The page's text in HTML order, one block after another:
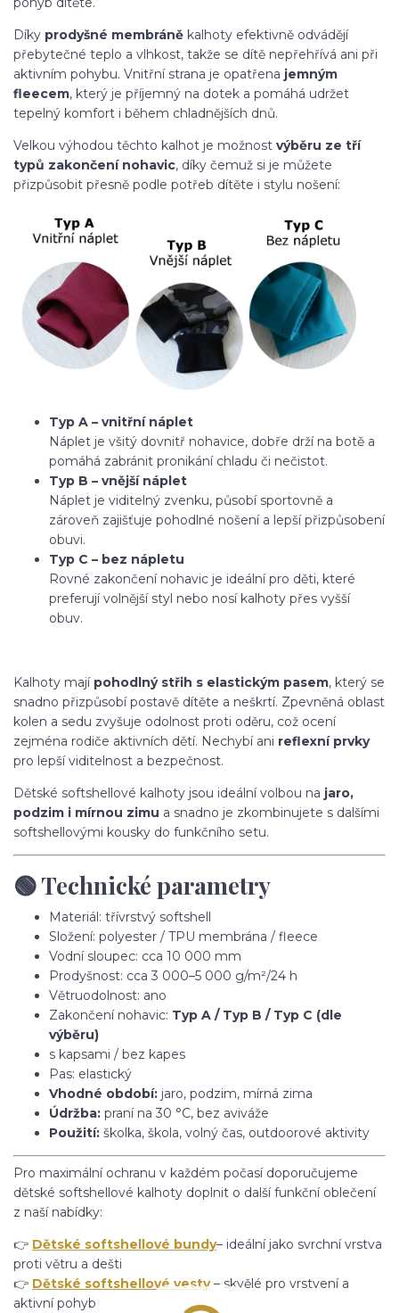
Díky prodyšné membráně kalhoty efektivně odvádějí
přebytečné teplo a vlhkost, takže se dítě nepřehřívá ani při
aktivním pohybu. Vnitřní strana je opatřena jemným
fleecem, který je příjemný na dotek a pomáhá udržet
tepelný komfort i během chladnějších dnů.
Velkou výhodou těchto kalhot je možnost výběru ze tří
typů zakončení nohavic, díky čemuž si je můžete
přizpůsobit přesně podle potřeb dítěte i stylu nošení:
Typ A – vnitřní náplet
Náplet je všitý dovnitř nohavice, dobře drží na botě a
pomáhá zabránit pronikání chladu či nečistot.
Typ B – vnější náplet
Náplet je viditelný zvenku, působí sportovně a
zároveň zajišťuje pohodlné nošení a lepší přizpůsobení
obuvi.
Typ C – bez nápletu
Rovné zakončení nohavic je ideální pro děti, které
preferují volnější styl nebo nosí kalhoty přes vyšší
obuv.
Kalhoty mají pohodlný střih s elastickým pasem, který se
snadno přizpůsobí postavě dítěte a neškrtí. Zpevněná oblast
kolen a sedu zvyšuje odolnost proti oděru, což ocení
zejména rodiče aktivních dětí. Nechybí ani reflexní prvky
pro lepší viditelnost a bezpečnost.
Dětské softshellové kalhoty jsou ideální volbou na jaro,
podzim i mírnou zimu a snadno je zkombinujete s dalšími
softshellovými kousky do funkčního setu.
🟢 Technické parametry
Materiál: třívrstvý softshell
Složení: polyester / TPU membrána / fleece
Vodní sloupec: cca 10 000 mm
Prodyšnost: cca 3 000–5 000 g/m²/24 h
Větruodolnost: ano
Zakončení nohavic: Typ A / Typ B / Typ C (dle
výběru)
s kapsami / bez kapes
Pas: elastický
Vhodné období: jaro, podzim, mírná zima
Údržba: praní na 30 °C, bez aviváže
Použití: školka, škola, volný čas, outdoorové aktivity
Pro maximální ochranu v každém počasí doporučujeme
dětské softshellové kalhoty doplnit o další funkční oblečení
z naší nabídky:
👉 Dětské softshellové bundy– ideální jako svrchní vrstva
proti větru a dešti
👉 Dětské softshellové vesty– skvělé pro vrstvení a
aktivní pohyb